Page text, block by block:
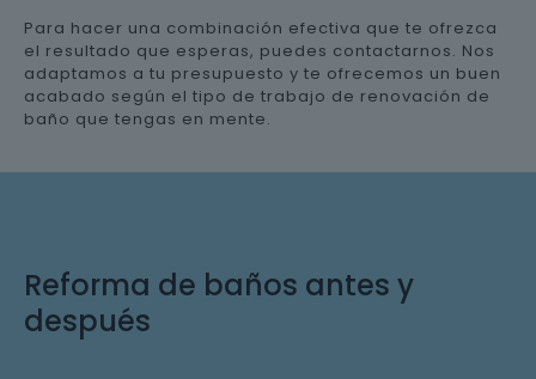
Para hacer una combinación efectiva que te ofrezca
el resultado que esperas, puedes contactarnos. Nos
adaptamos a tu presupuesto y te ofrecemos un buen
acabado según el tipo de trabajo de renovación de
baño que tengas en mente.
Reforma de baños antes y
después